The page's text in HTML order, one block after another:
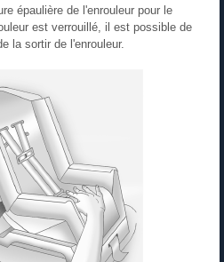
épaulière de l'enrouleur pour le
est verrouillé, il est possible de
la sortir de l'enrouleur.